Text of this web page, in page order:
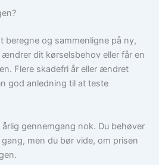
beregne og sammenligne på ny,
dit kørselsbehov eller får en
Flere skadefri år eller ændret
god anledning til at teste
gennemgang nok. Du behøver
men du bør vide, om prisen